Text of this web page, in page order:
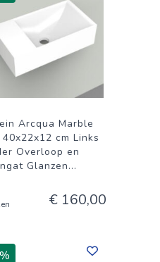
Arcqua Marble
40x22x12 cm Links
Overloop en
Glanzen...
€ 160,00